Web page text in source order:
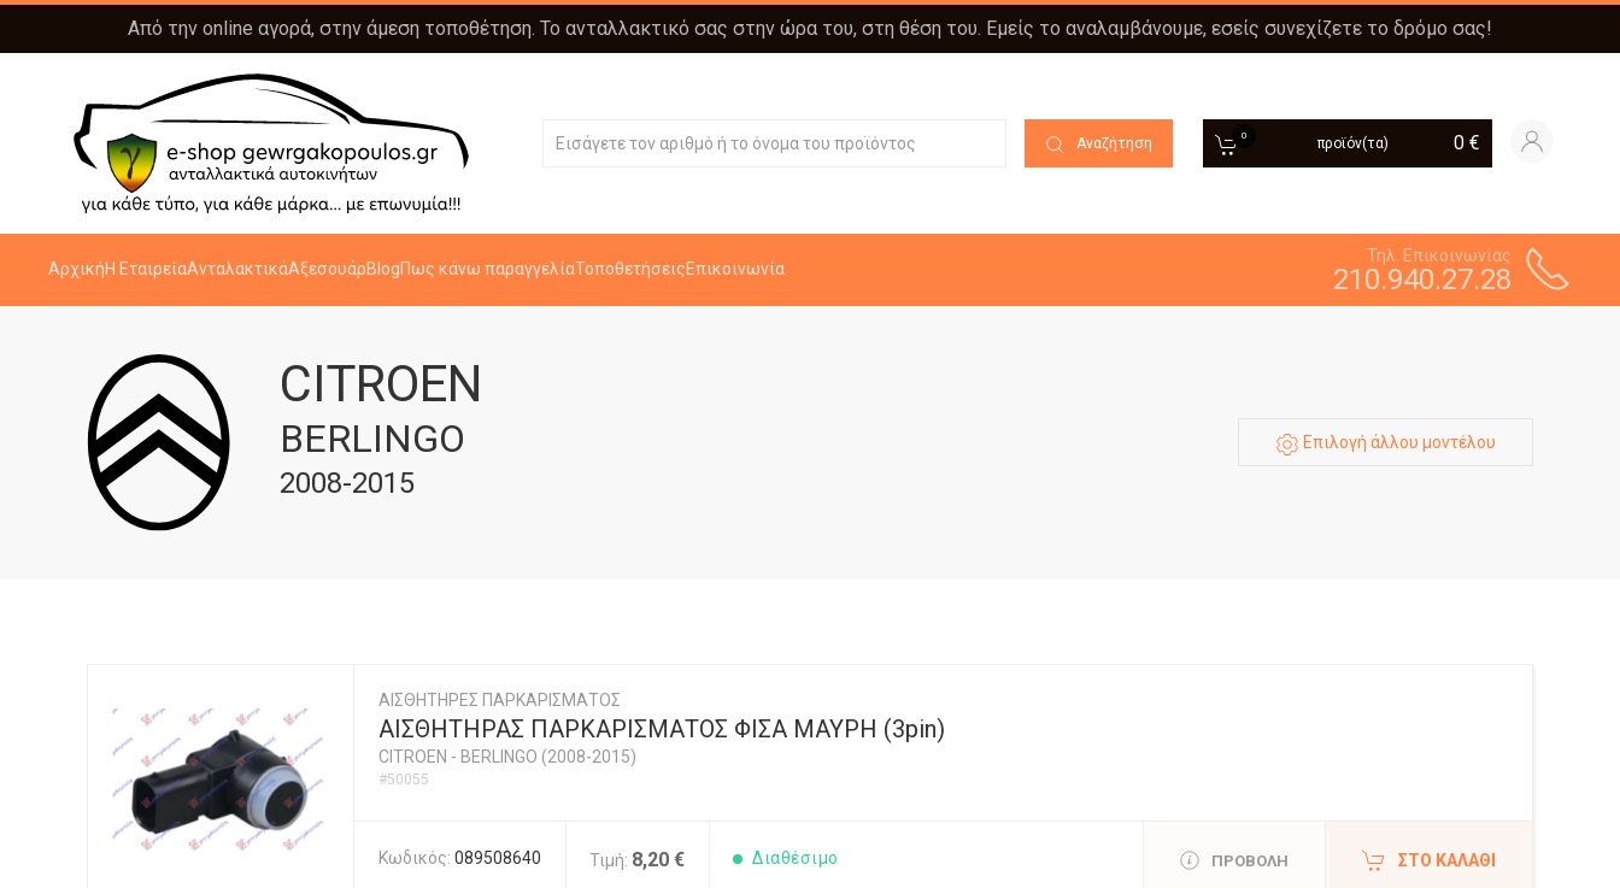
Από την online αγορά, στην άμεση τοποθέτηση. Το ανταλλακτικό σας στην ώρα του, στη θέση του. Εμείς το αναλαμβάνουμε, εσείς συνεχίζετε το δρόμο σας!
Αναζήτηση 0 προϊόν(τα) 0 €
ΑρχικήΗ ΕταιρείαΑνταλακτικάΑξεσουάρBlogΠως κάνω παραγγελίαΤοποθετήσειςΕπικοινωνία
Τηλ. Επικοινωνίας
210.940.27.28
CITROEN
BERLINGO
2008-2015
Επιλογή άλλου μοντέλου
ΑΙΣΘΗΤΗΡΕΣ ΠΑΡΚΑΡΙΣΜΑΤΟΣ
ΑΙΣΘΗΤΗΡΑΣ ΠΑΡΚΑΡΙΣΜΑΤΟΣ ΦΙΣΑ ΜΑΥΡΗ (3pin)
CITROEN - BERLINGO (2008-2015)
#50055
Κωδικός: 089508640 Τιμή: 8,20 € Διαθέσιμο ΠΡΟΒΟΛΗ ΣΤΟ ΚΑΛΆΘΙ